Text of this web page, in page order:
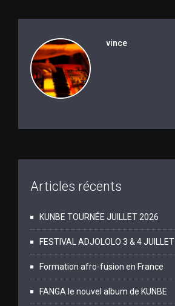
vince
Articles récents
KUNBE TOURNÉE JUILLET 2026
FESTIVAL ADJOLOLO 3 & 4 JUILLET
Formation afro-fusion en France
FANGA le nouvel album de KUNBE